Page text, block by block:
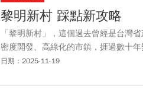
黎明新村 踩點新攻略
「黎明新村」，這個過去曾經是台灣
密度開發、高綠化的市鎮，捱過數十
學校、圖書館、超市和郵局，具歷史
日期：2025-11-19